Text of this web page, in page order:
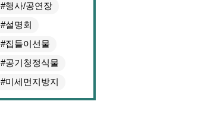
#행사/공연장
#설명회
#집들이선물
#공기청정식물
#미세먼지방지